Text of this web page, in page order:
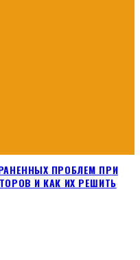
ПРОБЛЕМ ПРИ
И КАК ИХ РЕШИТЬ